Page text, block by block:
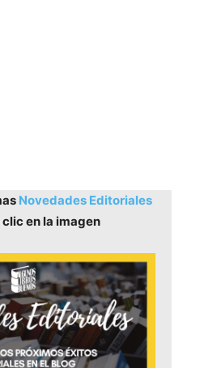
Novedades Editoriales
en la imagen